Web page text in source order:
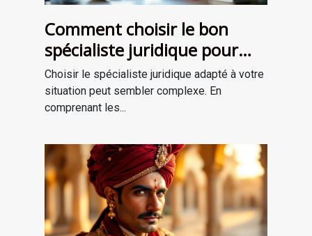
Comment choisir le bon
spécialiste juridique pour
vos besoins ?
Choisir le spécialiste juridique adapté à votre
situation peut sembler complexe. En
comprenant les...